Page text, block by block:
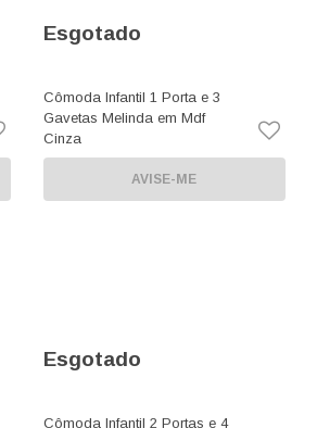
Esgotado
Cômoda Infantil 1 Porta e 3
Gavetas Melinda em Mdf
Cinza
AVISE-ME
Esgotado
Cômoda Infantil 2 Portas e 4